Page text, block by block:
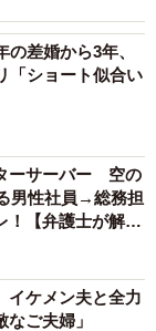
差婚から3年、
「ショート似合い
ーサーバー 空の
男性社員→総務担
！【弁護士が解
イケメン夫と全力
ご夫婦」